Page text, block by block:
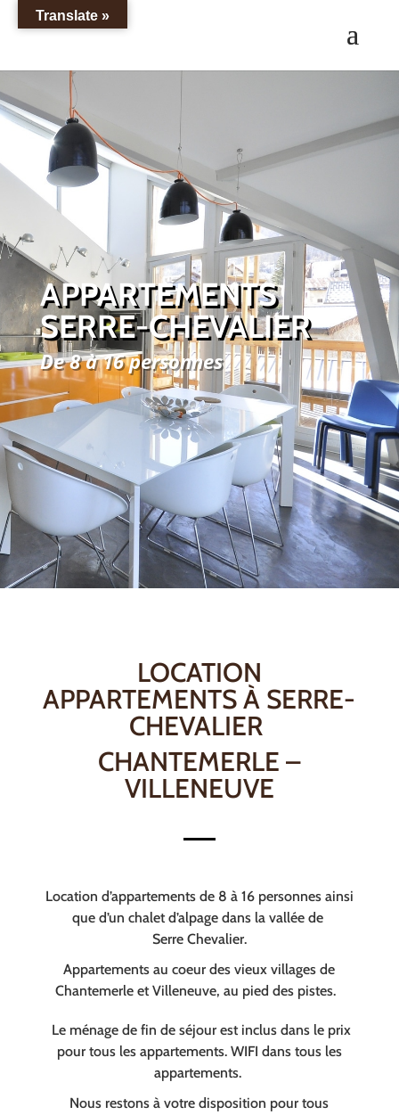
APPARTEMENTS
SERRE-CHEVALIER
De 8 à 16 personnes
LOCATION
APPARTEMENTS À SERRE-
CHEVALIER
CHANTEMERLE –
VILLENEUVE
Location d’appartements de 8 à 16 personnes ainsi
que d’un chalet d’alpage dans la vallée de
Serre Chevalier.
Appartements au coeur des vieux villages de
Chantemerle et Villeneuve, au pied des pistes.
Le ménage de fin de séjour est inclus dans le prix
pour tous les appartements. WIFI dans tous les
appartements.
Nous restons à votre disposition pour tous
Translate »